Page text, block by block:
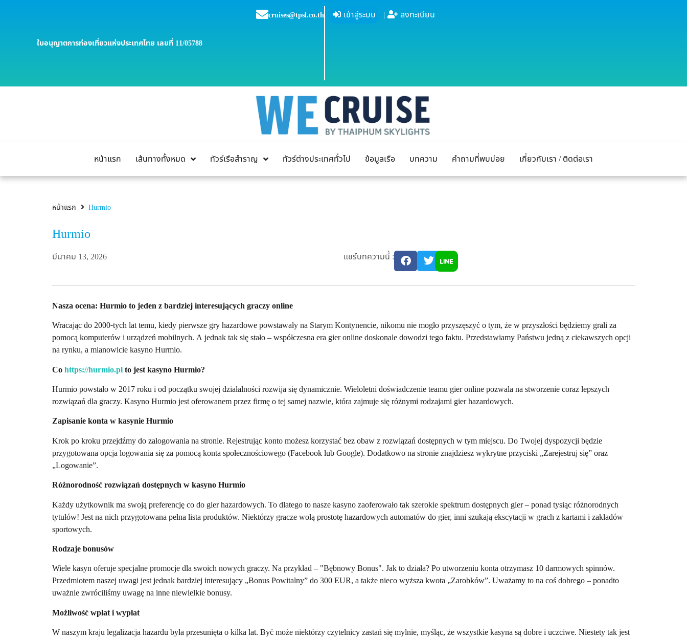
ใบอนุญาตการท่องเที่ยวแห่งประเทศไทย เลขที่ 11/05788
cruises@tpsl.co.th เข้าสู่ระบบ | ลงทะเบียน
หน้าแรก เส้นทางทั้งหมด ทัวร์เรือสำราญ ทัวร์ต่างประเทศทั่วไป ข้อมูลเรือ บทความ คำถามที่พบบ่อย เกี่ยวกับเรา / ติดต่อเรา
หน้าแรก Hurmio
Hurmio
มีนาคม 13, 2026 แชร์บทความนี้ :
Nasza ocena: Hurmio to jeden z bardziej interesujących graczy online
Wracając do 2000-tych lat temu, kiedy pierwsze gry hazardowe powstawały na Starym Kontynencie, nikomu nie mogło przyszęszyć o tym, że w przyszłości będziemy grali za
pomocą komputerów i urządzeń mobilnych. A jednak tak się stało – współczesna era gier online doskonale dowodzi tego faktu. Przedstawiamy Państwu jedną z ciekawszych opcji
na rynku, a mianowicie kasyno Hurmio.
Cohttps://hurmio.plto jest kasyno Hurmio?
Hurmio powstało w 2017 roku i od początku swojej działalności rozwija się dynamicznie. Wieloletni doświadczenie teamu gier online pozwala na stworzenie coraz lepszych
rozwiązań dla graczy. Kasyno Hurmio jest oferowanem przez firmę o tej samej nazwie, która zajmuje się różnymi rodzajami gier hazardowych.
Zapisanie konta w kasynie Hurmio
Krok po kroku przejdźmy do zalogowania na stronie. Rejestrując konto możesz korzystać bez obaw z rozwiązań dostępnych w tym miejscu. Do Twojej dyspozycji będzie
przygotowana opcja logowania się za pomocą konta społecznościowego (Facebook lub Google). Dodatkowo na stronie znajdziesz wykrytne przyciski „Zarejestruj się” oraz
„Logowanie”.
Różnorodność rozwiązań dostępnych w kasyno Hurmio
Każdy użytkownik ma swoją preferencję co do gier hazardowych. To dlatego to nasze kasyno zaoferowało tak szerokie spektrum dostępnych gier – ponad tysiąc różnorodnych
tytułów! Jest na nich przygotowana pełna lista produktów. Niektórzy gracze wolą prostotę hazardowych automatów do gier, inni szukają ekscytacji w grach z kartami i zakładów
sportowych.
Rodzaje bonusów
Wiele kasyn oferuje specjalne promocje dla swoich nowych graczy. Na przykład – "Bębnowy Bonus". Jak to działa? Po utworzeniu konta otrzymasz 10 darmowych spinnów.
Przedmiotem naszej uwagi jest jednak bardziej interesujący „Bonus Powitalny” do 300 EUR, a także nieco wyższa kwota „Zarobków”. Uważamy to na coś dobrego – ponadto
uważnie zwróciliśmy uwagę na inne niewielkie bonusy.
Możliwość wpłat i wypłat
W naszym kraju legalizacja hazardu była przesunięta o kilka lat. Być może niektórzy czytelnicy zastań się mylnie, myśląc, że wszystkie kasyna są dobre i uczciwe. Niestety tak jest